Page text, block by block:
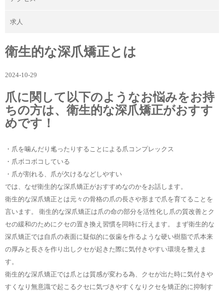
求人
衛生的な深爪矯正とは
2024-10-29
爪に関して以下のようなお悩みをお持
ちの方は、衛生的な深爪矯正がおすす
めです！
・爪を噛んだり毟ったりすることによる爪コンプレックス
・爪ボコボコしている
・爪が割れる、爪が欠けるなどしやすい
では、なぜ衛生的な深爪矯正がおすすめなのかをお話します。
衛生的な深爪矯正とは元々の骨格の爪の長さや形まで爪を育てることを
言います。 衛生的な深爪矯正は爪の命の部分を活性化し爪の質改善とク
セの緩和のためにクセの置き換え習慣を同時に行えます。 まず衛生的な
深爪矯正では自爪の表面に疑似的に仮歯を作るような硬い樹脂で爪本来
の厚みと長さを作り出しクセが起きた際に気付きやすい環境を整えま
す。
衛生的な深爪矯正では爪とは質感が変わる為、クセが出た時に気付きや
すくなり無意識で起こるクセに気づきやすくなりクセを矯正的に抑制す